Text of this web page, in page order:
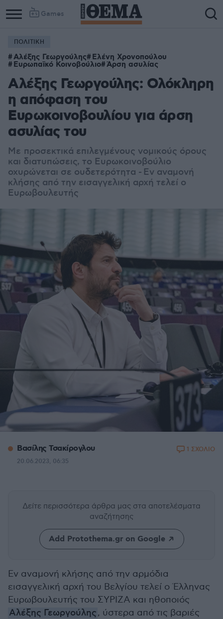
Games
ΠΟΛΙΤΙΚΗ
Αλέξης Γεωργούλης Ελένη Χρονοπούλου
Ευρωπαϊκό Κοινοβούλιο Άρση ασυλίας
Αλέξης Γεωργούλης: Ολόκληρη
η απόφαση του
Ευρωκοινοβουλίου για άρση
ασυλίας του
Με προσεκτικά επιλεγμένους νομικούς όρους
και διατυπώσεις, το Ευρωκοινοβούλιο
οχυρώνεται σε ουδετερότητα - Εν αναμονή
κλήσης από την εισαγγελική αρχή τελεί ο
Ευρωβουλευτής
Βασίλης Τσακίρογλου
20.06.2023, 06:35
1 ΣΧΟΛΙΟ
Δείτε περισσότερα άρθρα μας στα αποτελέσματα
αναζήτησης
Add Protothema.gr on Google
Εν αναμονή κλήσης από την αρμόδια
εισαγγελική αρχή του Βελγίου τελεί ο Έλληνας
Ευρωβουλευτής του ΣΥΡΙΖΑ και ηθοποιός
Αλέξης Γεωργούλης, ύστερα από τις βαριές